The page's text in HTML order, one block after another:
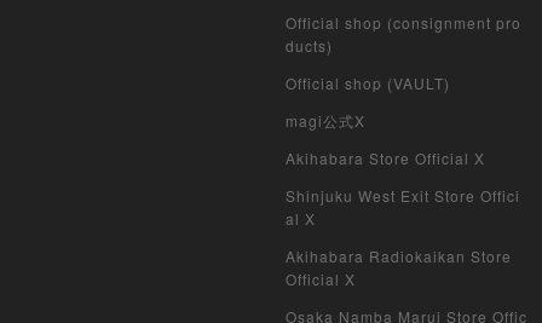
Official shop (consignment pro
ducts)
Official shop (VAULT)
magi公式X
Akihabara Store Official X
Shinjuku West Exit Store Offici
al X
Akihabara Radiokaikan Store
Official X
Osaka Namba Marui Store Offic